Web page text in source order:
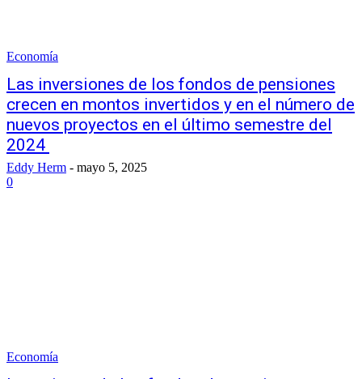
Economía
Las inversiones de los fondos de pensiones
crecen en montos invertidos y en el número de
nuevos proyectos en el último semestre del
2024
Eddy Herm - mayo 5, 2025
0
Economía